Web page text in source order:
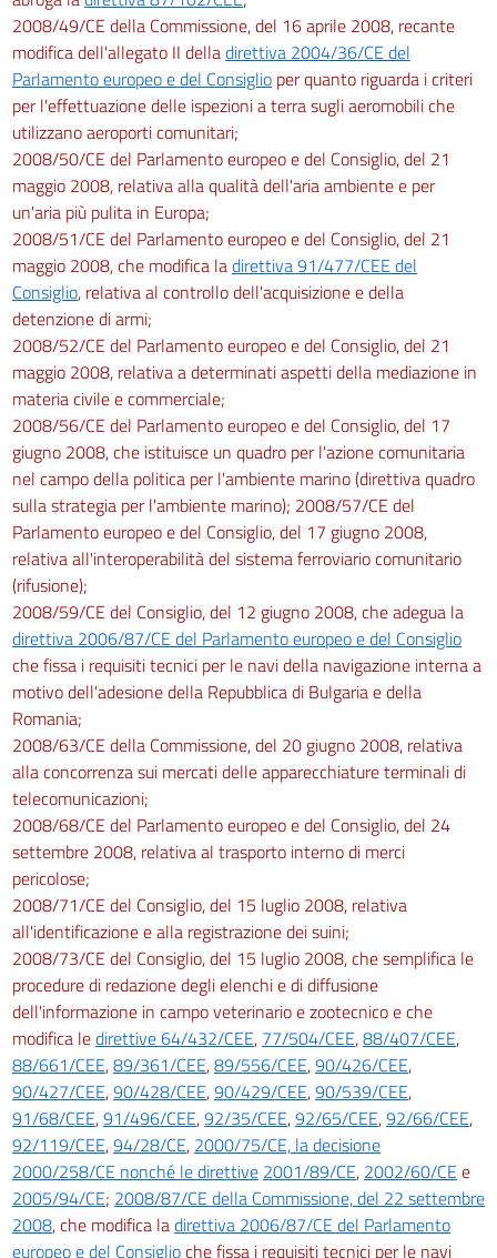
2008/49/CE della Commissione, del 16 aprile 2008, recante
modifica dell'allegato II delladirettiva 2004/36/CE del
Parlamento europeo e del Consiglio per quanto riguarda i criteri
per l'effettuazione delle ispezioni a terra sugli aeromobili che
utilizzano aeroporti comunitari;
2008/50/CE del Parlamento europeo e del Consiglio, del 21
maggio 2008, relativa alla qualità dell'aria ambiente e per
un'aria più pulita in Europa;
2008/51/CE del Parlamento europeo e del Consiglio, del 21
maggio 2008, che modifica ladirettiva 91/477/CEE del
Consiglio, relativa al controllo dell'acquisizione e della
detenzione di armi;
2008/52/CE del Parlamento europeo e del Consiglio, del 21
maggio 2008, relativa a determinati aspetti della mediazione in
materia civile e commerciale;
2008/56/CE del Parlamento europeo e del Consiglio, del 17
giugno 2008, che istituisce un quadro per l'azione comunitaria
nel campo della politica per l'ambiente marino (direttiva quadro
sulla strategia per l'ambiente marino); 2008/57/CE del
Parlamento europeo e del Consiglio, del 17 giugno 2008,
relativa all'interoperabilità del sistema ferroviario comunitario
(rifusione);
2008/59/CE del Consiglio, del 12 giugno 2008, che adegua la
direttiva 2006/87/CE del Parlamento europeo e del Consiglio
che fissa i requisiti tecnici per le navi della navigazione interna a
motivo dell'adesione della Repubblica di Bulgaria e della
Romania;
2008/63/CE della Commissione, del 20 giugno 2008, relativa
alla concorrenza sui mercati delle apparecchiature terminali di
telecomunicazioni;
2008/68/CE del Parlamento europeo e del Consiglio, del 24
settembre 2008, relativa al trasporto interno di merci
pericolose;
2008/71/CE del Consiglio, del 15 luglio 2008, relativa
all'identificazione e alla registrazione dei suini;
2008/73/CE del Consiglio, del 15 luglio 2008, che semplifica le
procedure di redazione degli elenchi e di diffusione
dell'informazione in campo veterinario e zootecnico e che
modifica ledirettive 64/432/CEE, 77/504/CEE,88/407/CEE,
88/661/CEE,89/361/CEE,89/556/CEE,90/426/CEE,
90/427/CEE,90/428/CEE,90/429/CEE,90/539/CEE,
91/68/CEE,91/496/CEE,92/35/CEE,92/65/CEE,92/66/CEE,
92/119/CEE,94/28/CE, 2000/75/CE, la decisione
2000/258/CE nonché le direttive 2001/89/CE, 2002/60/CE e
2005/94/CE; 2008/87/CE della Commissione, del 22 settembre
2008, che modifica ladirettiva 2006/87/CE del Parlamento
europeo e del Consiglioche fissa i requisiti tecnici per le navi